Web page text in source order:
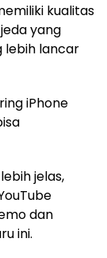
kualitas
yang
lebih lancar
iPhone
jelas,
dan
ini.